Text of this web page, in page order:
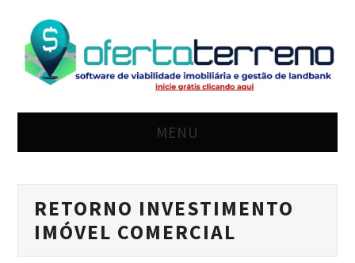
MENU
SOLUÇÃO
PREÇO
RETORNO INVESTIMENTO
IMÓVEL COMERCIAL